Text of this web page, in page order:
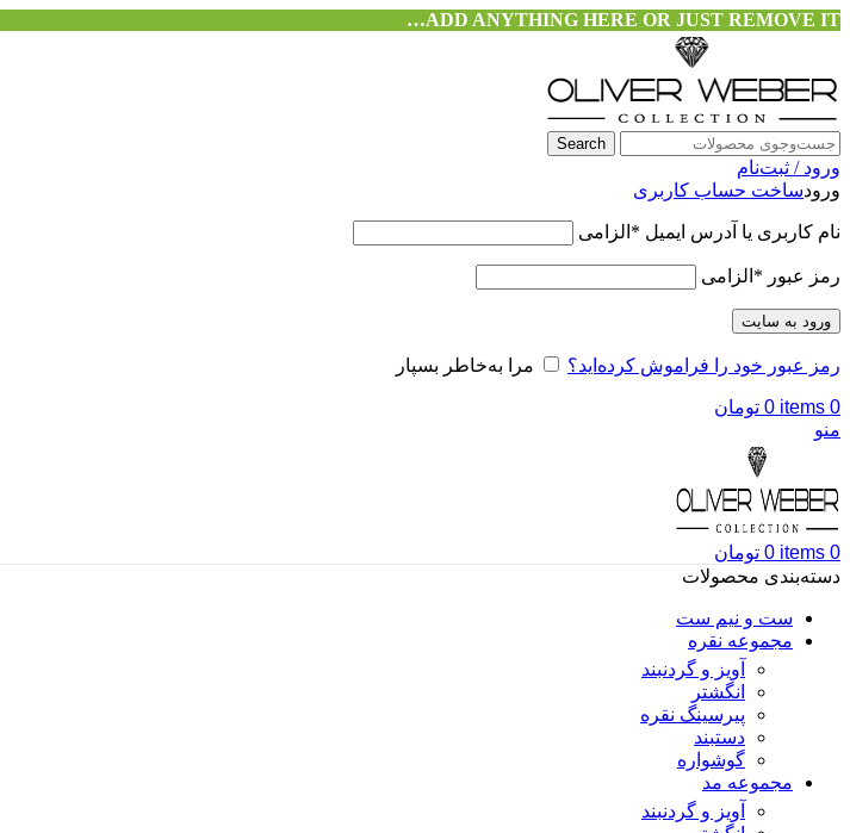
ADD ANYTHING HERE OR JUST REMOVE IT…
Search
ورود / ثبت‌نام
ورودساخت حساب کاربری
نام کاربری یا آدرس ایمیل * الزامی
رمز عبور * الزامی
ورود به سایت
رمز عبور خود را فراموش کرده‌اید؟ مرا به‌خاطر بسپار
0
items
0 تومان
منو
0
items
0 تومان
دسته‌بندی محصولات
ست و نیم ست
مجموعه نقره
آویز و گردنبند
انگشتر
پیرسینگ نقره
دستبند
گوشواره
مجموعه مد
آویز و گردنبند